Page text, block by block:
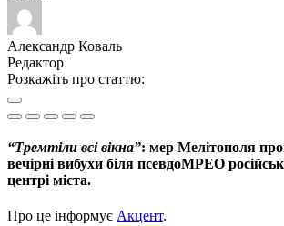
Александр Коваль
Редактор
Розкажіть про статтю:
“Тремтіли всі вікна”: мер Мелітополя
вечірні вибухи біля псевдоМРЕО
центрі міста.
Про це інформує Акцент.